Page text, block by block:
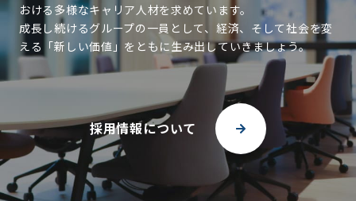
おける多様なキャリア人材を求めています。
成長し続けるグループの一員として、経済、そして社会を変
える「新しい価値」をともに生み出していきましょう。
採用情報について